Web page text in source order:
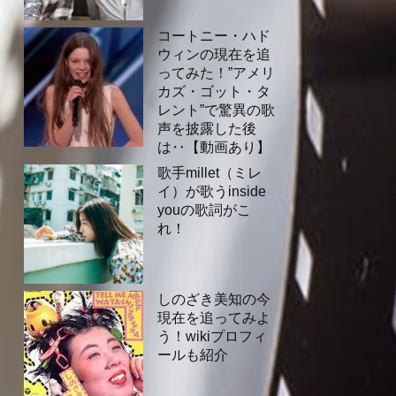
コートニー・ハド
ウィンの現在を追
ってみた！”アメリ
カズ・ゴット・タ
レント”で驚異の歌
声を披露した後
は‥【動画あり】
歌手millet（ミレ
イ）が歌うinside
youの歌詞がこ
れ！
しのざき美知の今
現在を追ってみよ
う！wikiプロフィ
ールも紹介